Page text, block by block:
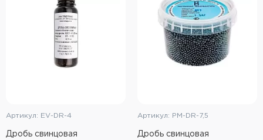
Высокоточная стрельба
Спортивная стрельба
Пневматика
Артикул: EV-DR-4
Дробь свинцовая
Артикул: PM-DR-7,5
Дробь свинцовая